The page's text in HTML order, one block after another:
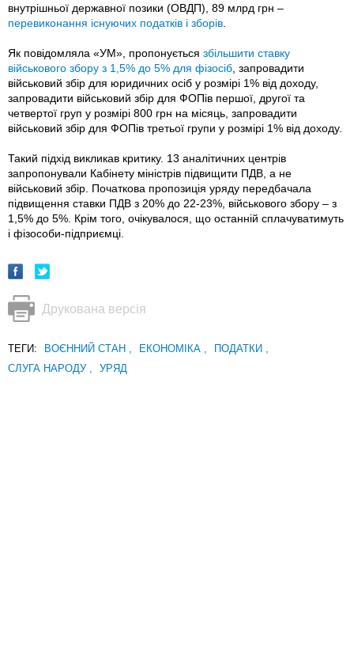
внутрішньої державної позики (ОВДП), 89 млрд грн –
перевиконання існуючих податків і зборів
Як повідомляла «УМ», пропонується збільшити ставку
військового збору з 1,5% до 5% для фізосіб , запровадити
військовий збір для юридичних осіб у розмірі 1% від доходу,
запровадити військовий збір для ФОПів першої, другої та
четвертої груп у розмірі 800 грн на місяць, запровадити
військовий збір для ФОПів третьої групи у розмірі 1% від доходу.
Такий підхід викликав критику. 13 аналітичних центрів
запропонували Кабінету міністрів підвищити ПДВ, а не
військовий збір. Початкова пропозиція уряду передбачала
підвищення ставки ПДВ з 20% до 22-23%, військового збору – з
1,5% до 5%. Крім того, очікувалося, що останній сплачуватимуть
і фізособи-підприємці.
Друкована версія
ТЕГИ: ВОЄННИЙ СТАН ЕКОНОМІКА ПОДАТКИ
СЛУГА НАРОДУ
УРЯД